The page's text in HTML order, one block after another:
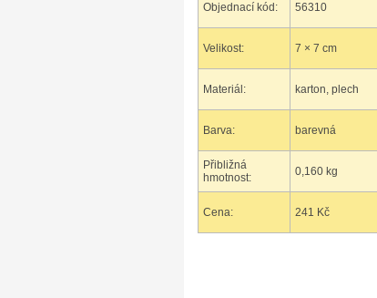
Objednací kód: 56310
Velikost: 7 × 7 cm
Materiál: karton, plech
Barva: barevná
Přibližná
hmotnost:
0,160 kg
Cena: 241 Kč